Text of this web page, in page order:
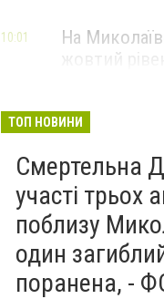
На
жовтий
10:01
ТОП НОВИНИ
Смертельна
участі трьох
поблизу
один
поранена, -